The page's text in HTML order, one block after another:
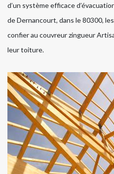
d’un système efficace
de Dernancourt, dans le 80300,
confier au couvreur zingueur
leur toiture.